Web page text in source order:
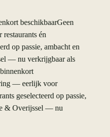
beschikbaarGeen
én
op passie, ambacht en
— nu verkrijgbaar als
— eerlijk voor
geselecteerd op passie,
& Overijssel — nu